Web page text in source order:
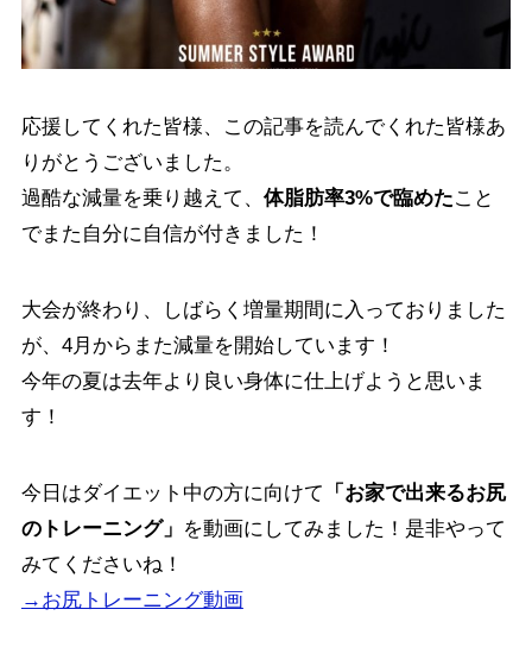
応援してくれた皆様、この記事を読んでくれた皆様あ
りがとうございました。
過酷な減量を乗り越えて、 体脂肪率3%で臨めたこと
でまた自分に自信が付きました！
大会が終わり、しばらく増量期間に入っておりました
が、4月からまた減量を開始しています！
今年の夏は去年より良い身体に仕上げようと思いま
す！
今日はダイエット中の方に向けて
「お家で出来るお尻
のトレーニング」 を動画にしてみました！是非やって
みてくださいね！
→お尻トレーニング動画